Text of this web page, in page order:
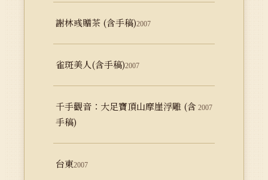
謝林彧贈茶 (含手稿)2007
雀斑美人(含手稿)2007
千手觀音：大足寶頂山摩崖浮雕 (含
手稿)
2007
台東2007